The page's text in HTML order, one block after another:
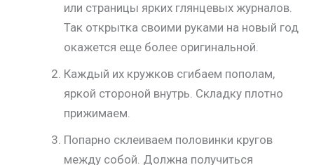
или страницы ярких глянцевых журналов.
Так открытка своими руками на новый год
окажется еще более оригинальной.
Каждый их кружков сгибаем пополам,
яркой стороной внутрь. Складку плотно
прижимаем.
Попарно склеиваем половинки кругов
между собой. Должна получиться